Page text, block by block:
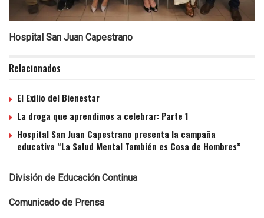
Hospital San Juan Capestrano
Relacionados
El Exilio del Bienestar
La droga que aprendimos a celebrar: Parte 1
Hospital San Juan Capestrano presenta la campaña
educativa “La Salud Mental También es Cosa de Hombres”
División de Educación Continua
Comunicado de Prensa